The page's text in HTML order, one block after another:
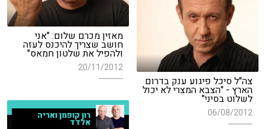
מאזין מכרם שלום: "אני
חושב שצריך להיכנס לעזה
ולהפיל את שלטון חמאס"
20/11/2012
צה"ל סיכל פיגוע ענק בדרום
הארץ - "הצבא המצרי לא יכול
לשלוט בסיני"
06/08/2012 רון קופמן ואריה
אלדד